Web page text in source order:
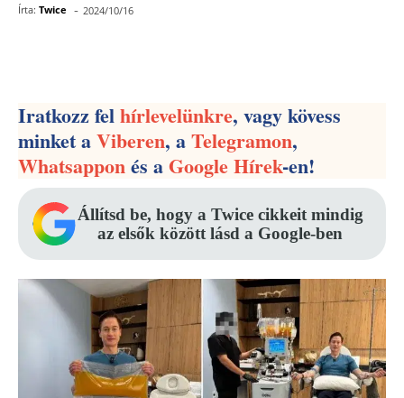
Írta: Twice - 2024/10/16
Iratkozz felhírlevelünkre, vagy kövess
minket aViberen, aTelegramon,
Whatsapponés aGoogle Hírek-en!
Állítsd be, hogy a Twice cikkeit mindig
az elsők között lásd a Google-ben